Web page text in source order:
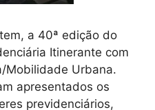
a 40ª edição do
Itinerante com
Mobilidade Urbana.
apresentados os
previdenciários,